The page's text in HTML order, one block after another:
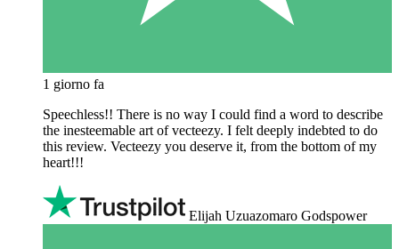
1 giorno fa
Speechless!! There is no way I could find a word to describe
the inesteemable art of vecteezy. I felt deeply indebted to do
this review. Vecteezy you deserve it, from the bottom of my
heart!!!
Elijah Uzuazomaro Godspower